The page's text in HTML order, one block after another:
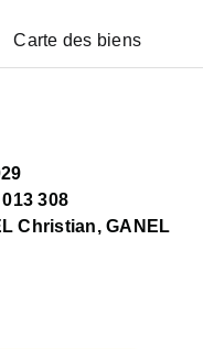
Carte des biens
308
Christian, GANEL